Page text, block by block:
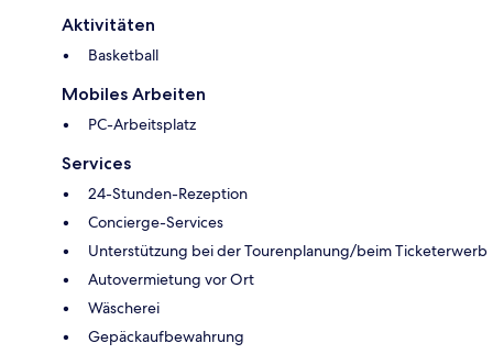
Aktivitäten
Basketball
Mobiles Arbeiten
PC-Arbeitsplatz
Services
24-Stunden-Rezeption
Concierge-Services
Unterstützung bei der Tourenplanung/beim Ticketerwerb
Autovermietung vor Ort
Wäscherei
Gepäckaufbewahrung